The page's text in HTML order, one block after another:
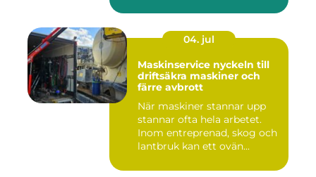
04. jul
Maskinservice nyckeln till
driftsäkra maskiner och
färre avbrott
När maskiner stannar upp
stannar ofta hela arbetet.
Inom entreprenad, skog och
lantbruk kan ett ovän...